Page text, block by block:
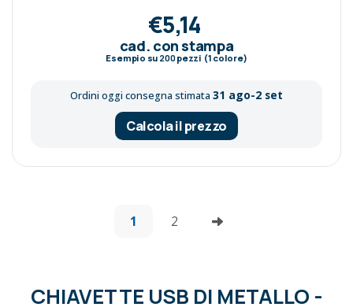
€5,14
cad. con stampa
Esempio su 200pezzi (1 colore)
Ordini oggi consegna stimata 31 ago-2 set
Calcola il prezzo
1 2
CHIAVETTE USB DI METALLO -